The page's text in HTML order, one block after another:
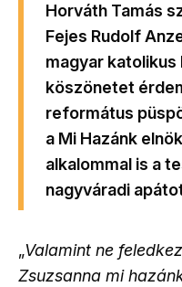
Horváth Tamás
Fejes Rudolf
magyar
köszönetet
református
a Mi Hazánk
alkalommal is a
nagyváradi
„Valamint ne
Zsuzsanna mi